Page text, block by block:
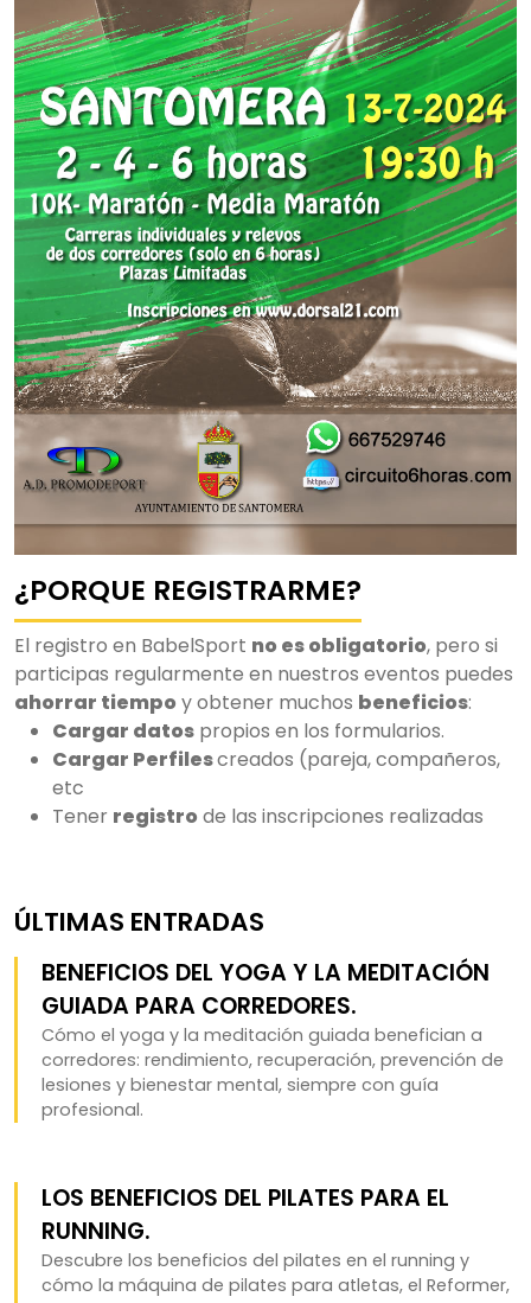
¿PORQUE REGISTRARME?
El registro en BabelSport no es obligatorio, pero si
participas regularmente en nuestros eventos puedes
ahorrar tiempo y obtener muchos beneficios:
Cargar datos propios en los formularios.
Cargar Perfilescreados (pareja, compañeros,
etc
Tener registro de las inscripciones realizadas
ÚLTIMAS ENTRADAS
BENEFICIOS DEL YOGA Y LA MEDITACIÓN
GUIADA PARA CORREDORES.
Cómo el yoga y la meditación guiada benefician a
corredores: rendimiento, recuperación, prevención de
lesiones y bienestar mental, siempre con guía
profesional.
LOS BENEFICIOS DEL PILATES PARA EL
RUNNING.
Descubre los beneficios del pilates en el running y
cómo la máquina de pilates para atletas, el Reformer,